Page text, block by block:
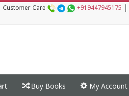
Customer Care +919447945175
Buy Books My Account